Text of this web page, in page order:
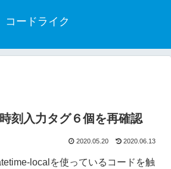
コードライク
刻入力タグ６個を再確認
2020.05.20 2020.06.13
localを使っているコードを触